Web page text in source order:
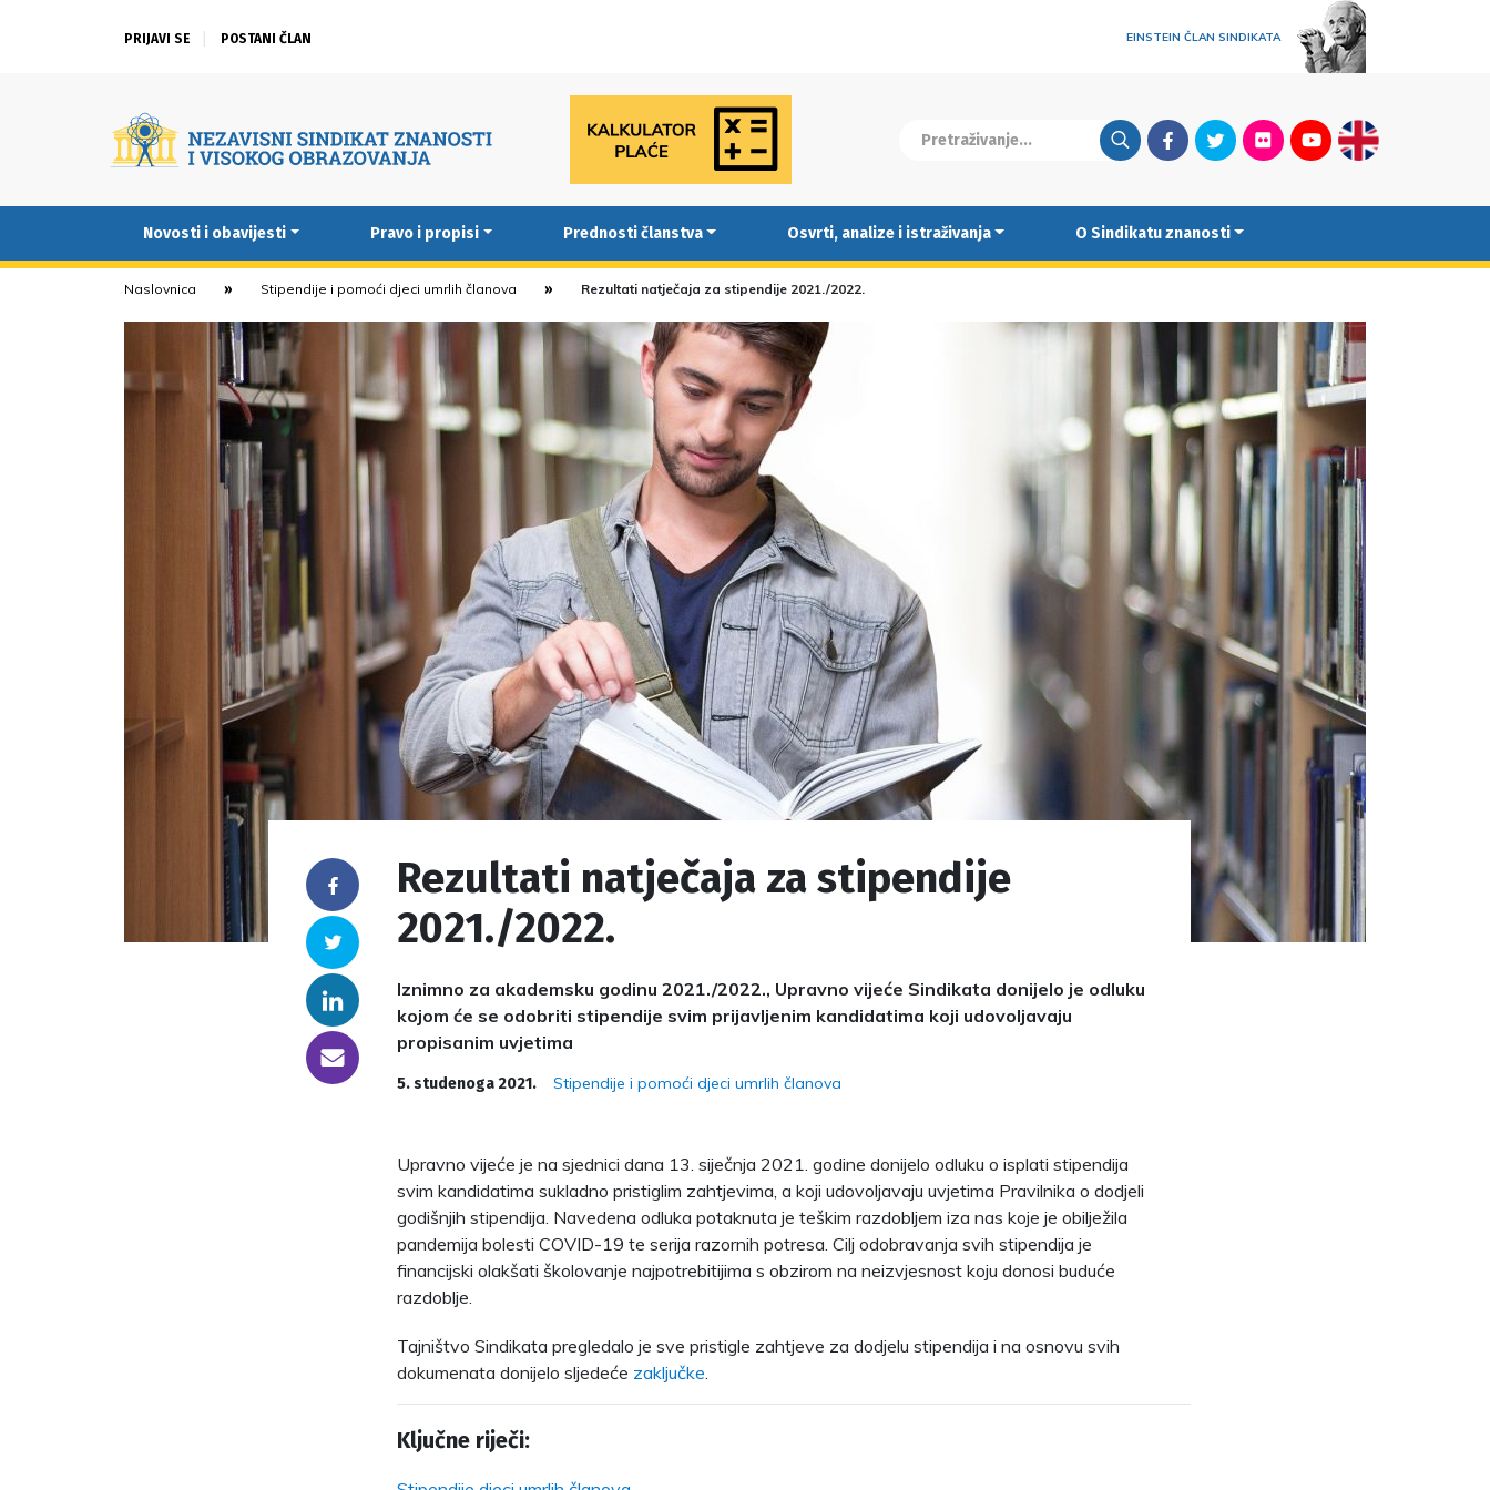
PRIJAVI SE POSTANI ČLAN EINSTEIN ČLAN SINDIKATA
FacebookTwitterFlickrYoutubeEnglish
Novosti i obavijesti Pravo i propisi Prednosti članstva Osvrti, analize i istraživanja O Sindikatu znanosti
Naslovnica Stipendije i pomoći djeci umrlih članova Rezultati natječaja za stipendije 2021./2022.
Facebook
Twitter
Linkedin
someone@yoursite.com
Rezultati natječaja za stipendije
2021./2022.
Iznimno za akademsku godinu 2021./2022., Upravno vijeće Sindikata donijelo je odluku
kojom će se odobriti stipendije svim prijavljenim kandidatima koji udovoljavaju
propisanim uvjetima
5. studenoga 2021. Stipendije i pomoći djeci umrlih članova
Upravno vijeće je na sjednici dana 13. siječnja 2021. godine donijelo odluku o isplati stipendija
svim kandidatima sukladno pristiglim zahtjevima, a koji udovoljavaju uvjetima Pravilnika o dodjeli
godišnjih stipendija. Navedena odluka potaknuta je teškim razdobljem iza nas koje je obilježila
pandemija bolesti COVID-19 te serija razornih potresa. Cilj odobravanja svih stipendija je
financijski olakšati školovanje najpotrebitijima s obzirom na neizvjesnost koju donosi buduće
razdoblje.
Tajništvo Sindikata pregledalo je sve pristigle zahtjeve za dodjelu stipendija i na osnovu svih
dokumenata donijelo sljedeće zaključke.
Ključne riječi: